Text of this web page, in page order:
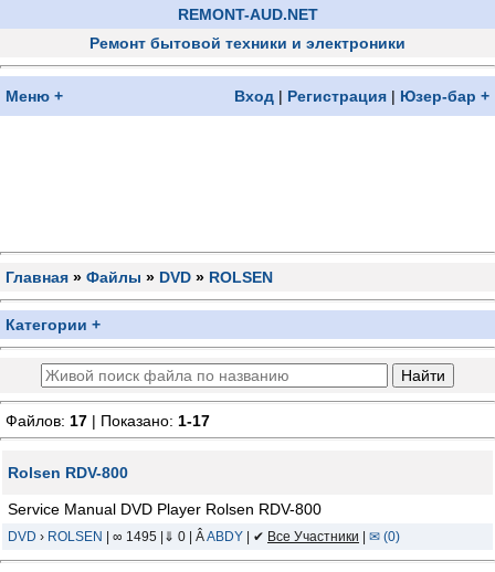
REMONT-AUD.NET
Ремонт бытовой техники и электроники
Меню + Вход | Регистрация | Юзер-бар +
Главная » Файлы » DVD » ROLSEN
Категории +
Файлов: 17 | Показано: 1-17
Rolsen RDV-800
Service Manual DVD Player Rolsen RDV-800
DVD › ROLSEN | ∞ 1495 |⇓ 0 | ÂABDY | ✔ Все Участники ✉ (0)